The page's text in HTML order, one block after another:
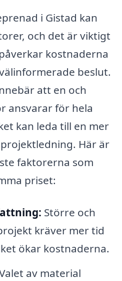
i Gistad kan
och det är viktigt
kostnaderna
beslut.
att en och
ansvarar för hela
kan leda till en mer
Här är
faktorerna som
priset:
Större och
kräver mer tid
ökar kostnaderna.
av material